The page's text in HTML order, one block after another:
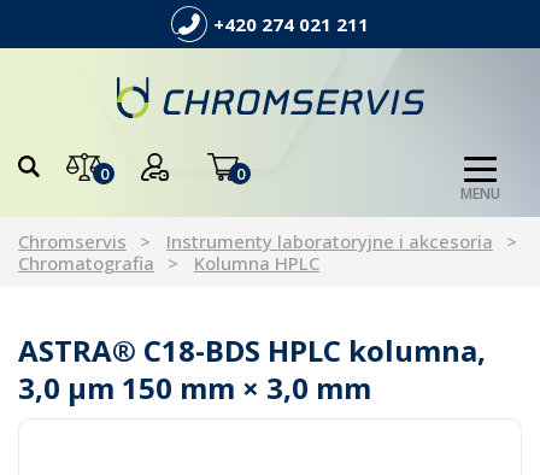
+420 274 021 211
0 0
MENU
Chromservis
Instrumenty laboratoryjne i akcesoria
Chromatografia
Kolumna HPLC
ASTRA® C18-BDS HPLC kolumna,
3,0 µm 150 mm × 3,0 mm